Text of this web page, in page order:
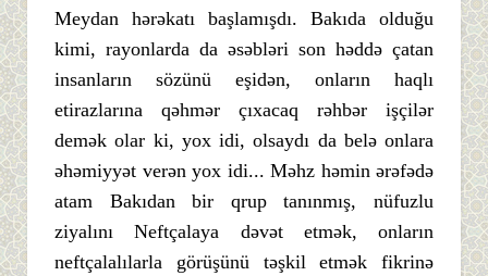
Meydan hərəkatı başlamışdı. Bakıda olduğu
kimi, rayonlarda da əsəbləri son həddə çatan
insanların sözünü eşidən, onların haqlı
etirazlarına qəhmər çıxacaq rəhbər işçilər
demək olar ki, yox idi, olsaydı da belə onlara
əhəmiyyət verən yox idi... Məhz həmin ərəfədə
atam Bakıdan bir qrup tanınmış, nüfuzlu
ziyalını Neftçalaya dəvət etmək, onların
neftçalalılarla görüşünü təşkil etmək fikrinə